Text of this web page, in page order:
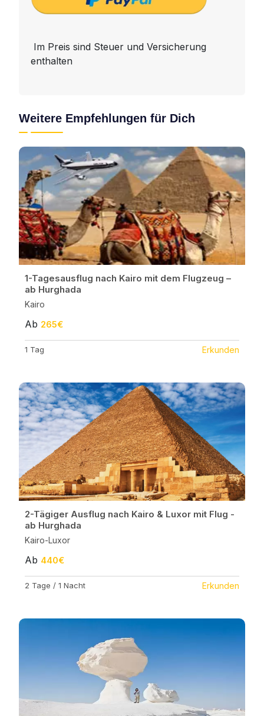
Im Preis sind Steuer und Versicherung
enthalten
Weitere Empfehlungen für Dich
1-Tagesausflug nach Kairo mit dem Flugzeug –
ab Hurghada
Kairo
Ab 265€
1 Tag Erkunden
2-Tägiger Ausflug nach Kairo & Luxor mit Flug -
ab Hurghada
Kairo-Luxor
Ab 440€
2 Tage / 1 Nacht Erkunden